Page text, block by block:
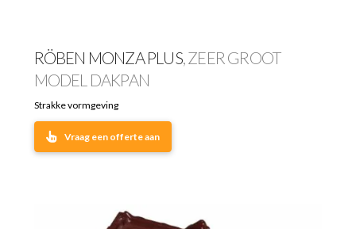
RÖBEN MONZA PLUS, ZEER GROOT
MODEL DAKPAN
Strakke vormgeving
Vraag een offerte aan